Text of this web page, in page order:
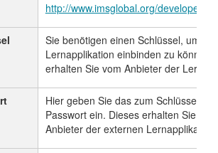
http://www.imsglobal.org/developers/
Sie benötigen einen Schlüssel, um
Lernapplikation einbinden zu können.
erhalten Sie vom Anbieter der
Hier geben Sie das zum Schlüssel
Passwort ein. Dieses erhalten Sie
Anbieter der externen Lernapplikation.